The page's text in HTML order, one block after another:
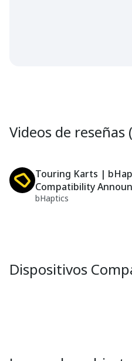
Videos de reseñas
Touring Karts |
Compatibility
Trailer
bHaptics
Dispositivos